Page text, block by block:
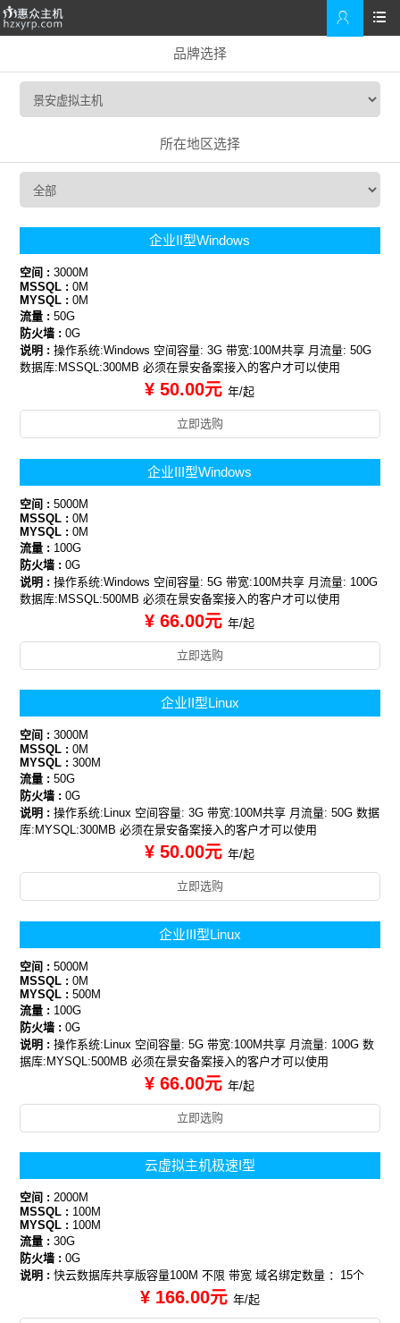


品牌选择
所在地区选择
企业II型Windows
空间 :3000M
MSSQL :0M
MYSQL :0M
流量 :50G
防火墙 :0G
说明 :操作系统:Windows 空间容量: 3G 带宽:100M共享 月流量: 50G
数据库:MSSQL:300MB 必须在景安备案接入的客户才可以使用
¥ 50.00元年/起
立即选购
企业III型Windows
空间 :5000M
MSSQL :0M
MYSQL :0M
流量 : 100G
防火墙 :0G
说明 :操作系统:Windows 空间容量: 5G 带宽:100M共享 月流量: 100G
数据库:MSSQL:500MB 必须在景安备案接入的客户才可以使用
¥ 66.00元年/起
立即选购
企业II型Linux
空间 :3000M
MSSQL :0M
MYSQL :300M
流量 :50G
防火墙 :0G
说明 :操作系统:Linux 空间容量: 3G 带宽:100M共享 月流量: 50G 数据
库:MYSQL:300MB 必须在景安备案接入的客户才可以使用
¥ 50.00元年/起
立即选购
企业III型Linux
空间 :5000M
MSSQL :0M
MYSQL :500M
流量 : 100G
防火墙 :0G
说明 :操作系统:Linux 空间容量: 5G 带宽:100M共享 月流量: 100G 数
据库:MYSQL:500MB 必须在景安备案接入的客户才可以使用
¥ 66.00元年/起
立即选购
云虚拟主机极速I型
空间 : 2000M
MSSQL : 100M
MYSQL : 100M
流量 :30G
防火墙 :0G
说明 :快云数据库共享版容量100M 不限 带宽 域名绑定数量 ：15个
¥ 166.00元 年/起